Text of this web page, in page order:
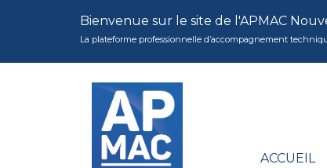
Bienvenue sur le site de l'APMAC
La plateforme professionnelle d’accompagnement
ACCUEIL